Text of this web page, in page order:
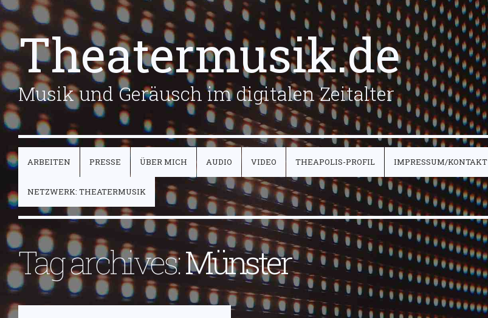
Theatermusik.de
Musik und Geräusch im digitalen Zeitalter
ARBEITEN PRESSE ÜBER MICH AUDIO VIDEO THEAPOLIS-PROFIL IMPRESSUM/KONTAKT
NETZWERK: THEATERMUSIK
Tag archives:Münster